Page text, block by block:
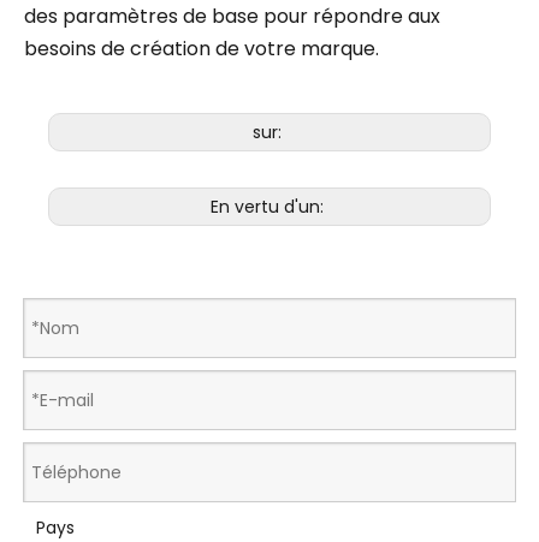
des paramètres de base pour répondre aux
besoins de création de votre marque.
sur:
En vertu d'un:
Pays